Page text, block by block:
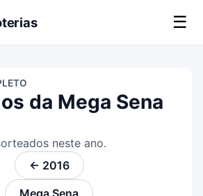
☰
da Mega Sena
neste ano.
← 2016
Mega Sena